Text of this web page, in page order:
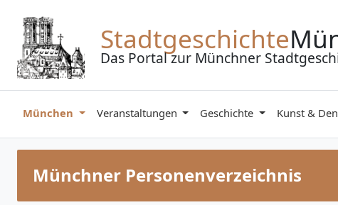
Stadtgeschichte
Das Portal zur Münchner
München Veranstaltungen Geschichte Kunst &
Münchner Personenverzeichnis